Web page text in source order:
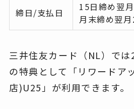
締日/支払日
15日締め翌
月末締め翌
三井住友カード（NL）で
の特典として「リワードア
店)U25」が利用できます。